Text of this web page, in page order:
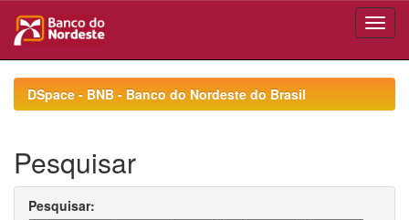
navigationDSpace - BNB - Banco do Nordeste do Brasil
Pesquisar
Pesquisar: